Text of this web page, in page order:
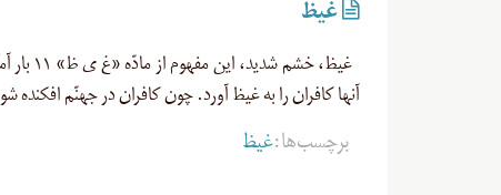
غیظ
غیظ،
آنها کافران را به غیظ آورد. چون کافران در جهنّم
برچسب‌ها:غیظ